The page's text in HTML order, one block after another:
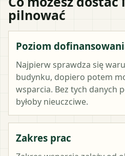
pilnować
Poziom
Najpierw sprawdza się
budynku, dopiero potem
wsparcia. Bez tych danych
byłoby nieuczciwe.
Zakres prac